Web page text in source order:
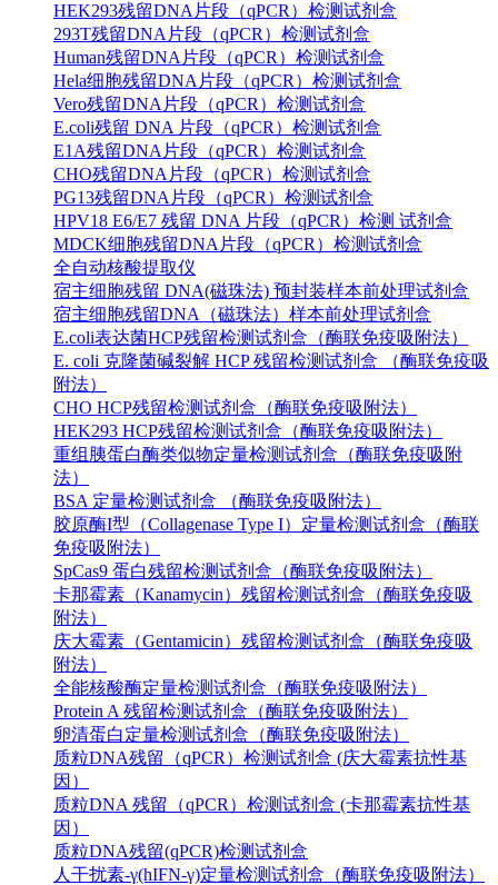
HEK293残留DNA片段（qPCR）检测试剂盒
293T残留DNA片段（qPCR）检测试剂盒
Human残留DNA片段（qPCR）检测试剂盒
Hela细胞残留DNA片段（qPCR）检测试剂盒
Vero残留DNA片段（qPCR）检测试剂盒
E.coli残留 DNA 片段（qPCR）检测试剂盒
E1A残留DNA片段（qPCR）检测试剂盒
CHO残留DNA片段（qPCR）检测试剂盒
PG13残留DNA片段（qPCR）检测试剂盒
HPV18 E6/E7 残留 DNA 片段（qPCR）检测 试剂盒
MDCK细胞残留DNA片段（qPCR）检测试剂盒
全自动核酸提取仪
宿主细胞残留 DNA(磁珠法) 预封装样本前处理试剂盒
宿主细胞残留DNA（磁珠法）样本前处理试剂盒
E.coli表达菌HCP残留检测试剂盒（酶联免疫吸附法）
E. coli 克隆菌碱裂解 HCP 残留检测试剂盒 （酶联免疫吸
附法）
CHO HCP残留检测试剂盒（酶联免疫吸附法）
HEK293 HCP残留检测试剂盒（酶联免疫吸附法）
重组胰蛋白酶类似物定量检测试剂盒（酶联免疫吸附
法）
BSA 定量检测试剂盒 （酶联免疫吸附法）
胶原酶I型（Collagenase Type I）定量检测试剂盒（酶联
免疫吸附法）
SpCas9 蛋白残留检测试剂盒（酶联免疫吸附法）
卡那霉素（Kanamycin）残留检测试剂盒（酶联免疫吸
附法）
庆大霉素（Gentamicin）残留检测试剂盒（酶联免疫吸
附法）
全能核酸酶定量检测试剂盒（酶联免疫吸附法）
Protein A 残留检测试剂盒（酶联免疫吸附法）
卵清蛋白定量检测试剂盒（酶联免疫吸附法）
质粒DNA残留（qPCR）检测试剂盒 (庆大霉素抗性基
因）
质粒DNA 残留（qPCR）检测试剂盒 (卡那霉素抗性基
因）
质粒DNA残留(qPCR)检测试剂盒
人干扰素-γ(hIFN-γ)定量检测试剂盒（酶联免疫吸附法）